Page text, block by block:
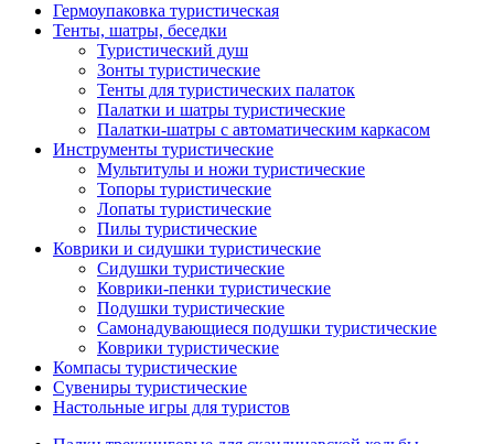
Гермоупаковка туристическая
Тенты, шатры, беседки
Туристический душ
Зонты туристические
Тенты для туристических палаток
Палатки и шатры туристические
Палатки-шатры с автоматическим каркасом
Инструменты туристические
Мультитулы и ножи туристические
Топоры туристические
Лопаты туристические
Пилы туристические
Коврики и сидушки туристические
Сидушки туристические
Коврики-пенки туристические
Подушки туристические
Самонадувающиеся подушки туристические
Коврики туристические
Компасы туристические
Сувениры туристические
Настольные игры для туристов